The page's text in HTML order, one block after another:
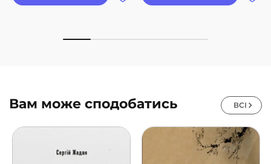
Вам може сподобатись ВСІ